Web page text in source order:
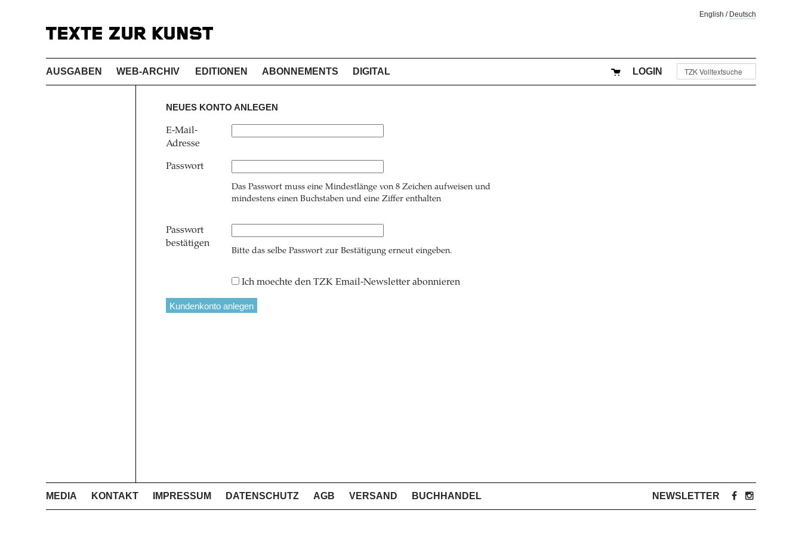
English / Deutsch
AUSGABEN WEB-ARCHIV EDITIONEN ABONNEMENTS DIGITAL LOGIN
NEUES KONTO ANLEGEN
E-Mail-
Adresse
Passwort
Das Passwort muss eine Mindestlänge von 8 Zeichen aufweisen und
mindestens einen Buchstaben und eine Ziffer enthalten
Passwort
bestätigen
Bitte das selbe Passwort zur Bestätigung erneut eingeben.
Ich moechte den TZK Email-Newsletter abonnieren
MEDIA KONTAKT IMPRESSUM DATENSCHUTZ AGB VERSAND BUCHHANDEL NEWSLETTER